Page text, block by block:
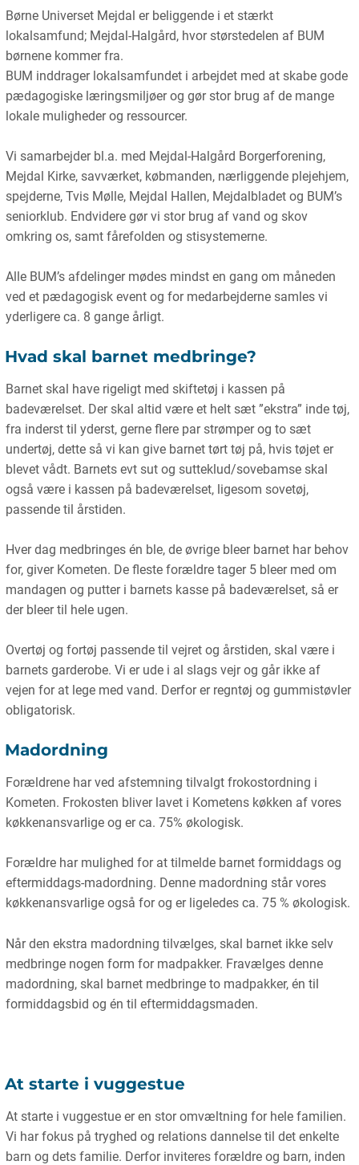
Børne Universet Mejdal er beliggende i et stærkt
lokalsamfund; Mejdal-Halgård, hvor størstedelen af BUM
børnene kommer fra.
BUM inddrager lokalsamfundet i arbejdet med at skabe gode
pædagogiske læringsmiljøer og gør stor brug af de mange
lokale muligheder og ressourcer.
Vi samarbejder bl.a. med Mejdal-Halgård Borgerforening,
Mejdal Kirke, savværket, købmanden, nærliggende plejehjem,
spejderne, Tvis Mølle, Mejdal Hallen, Mejdalbladet og BUM’s
seniorklub. Endvidere gør vi stor brug af vand og skov
omkring os, samt fårefolden og stisystemerne.
Alle BUM’s afdelinger mødes mindst en gang om måneden
ved et pædagogisk event og for medarbejderne samles vi
yderligere ca. 8 gange årligt.
Hvad skal barnet medbringe?
Barnet skal have rigeligt med skiftetøj i kassen på
badeværelset. Der skal altid være et helt sæt ”ekstra” inde tøj,
fra inderst til yderst, gerne flere par strømper og to sæt
undertøj, dette så vi kan give barnet tørt tøj på, hvis tøjet er
blevet vådt. Barnets evt sut og sutteklud/sovebamse skal
også være i kassen på badeværelset, ligesom sovetøj,
passende til årstiden.
Hver dag medbringes én ble, de øvrige bleer barnet har behov
for, giver Kometen. De fleste forældre tager 5 bleer med om
mandagen og putter i barnets kasse på badeværelset, så er
der bleer til hele ugen.
Overtøj og fortøj passende til vejret og årstiden, skal være i
barnets garderobe. Vi er ude i al slags vejr og går ikke af
vejen for at lege med vand. Derfor er regntøj og gummistøvler
obligatorisk.
Madordning
Forældrene har ved afstemning tilvalgt frokostordning i
Kometen. Frokosten bliver lavet i Kometens køkken af vores
køkkenansvarlige og er ca. 75% økologisk.
Forældre har mulighed for at tilmelde barnet formiddags og
eftermiddags-madordning. Denne madordning står vores
køkkenansvarlige også for og er ligeledes ca. 75 % økologisk.
Når den ekstra madordning tilvælges, skal barnet ikke selv
medbringe nogen form for madpakker. Fravælges denne
madordning, skal barnet medbringe to madpakker, én til
formiddagsbid og én til eftermiddagsmaden.
At starte i vuggestue
At starte i vuggestue er en stor omvæltning for hele familien.
Vi har fokus på tryghed og relations dannelse til det enkelte
barn og dets familie. Derfor inviteres forældre og barn, inden